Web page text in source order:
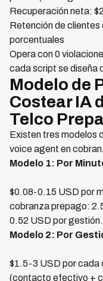
Recuperación neta:
Retención de
porcentuales
Opera con 0
cada script se diseña
Modelo de
Costear IA
Telco
Existen tres modelos
voice agent en
Modelo 1: Por
$0.08-0.15 USD por
cobranza prepago:
0.52 USD por gestión.
Modelo 2: Por
$1.5-3 USD por cada
(contacto efectivo +